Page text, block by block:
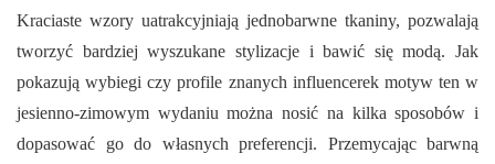
Kraciaste wzory uatrakcyjniają jednobarwne tkaniny, pozwalają
tworzyć bardziej wyszukane stylizacje i bawić się modą. Jak
pokazują wybiegi czy profile znanych influencerek motyw ten w
jesienno-zimowym wydaniu można nosić na kilka sposobów i
dopasować go do własnych preferencji. Przemycając barwną